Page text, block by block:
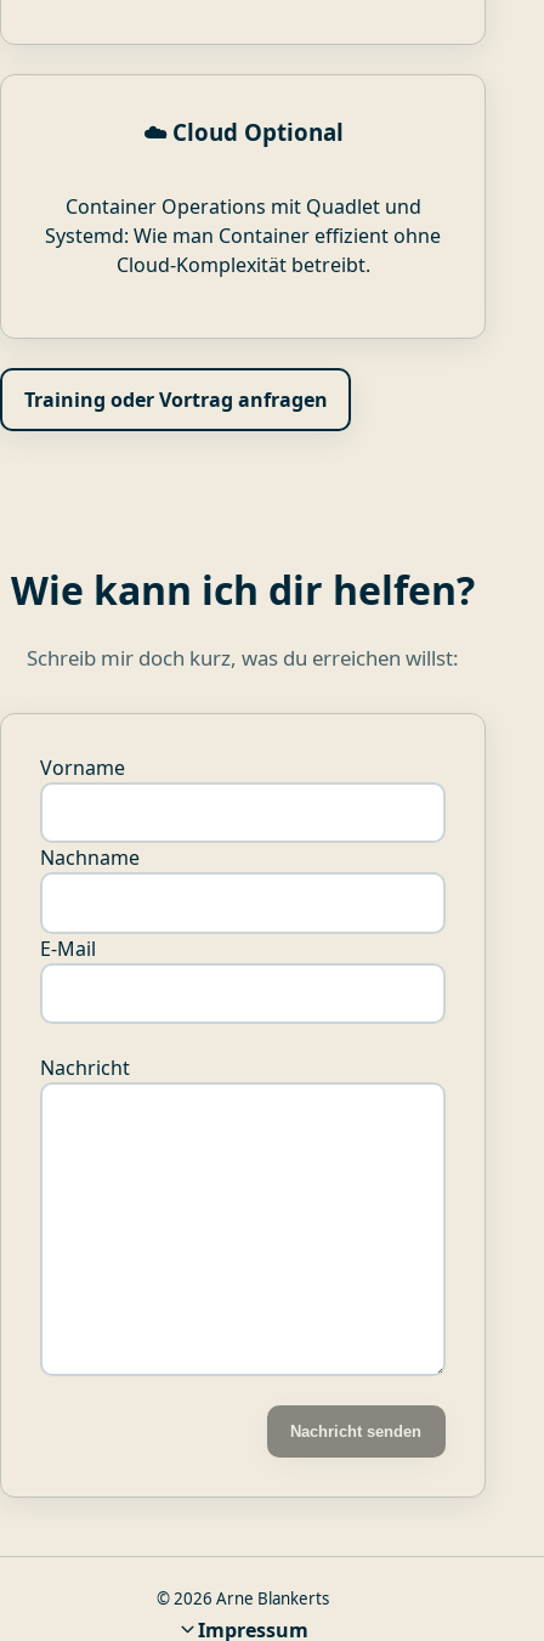
☁️ Cloud Optional
Container Operations mit Quadlet und
Systemd: Wie man Container effizient ohne
Cloud-Komplexität betreibt.
Training oder Vortrag anfragen
Wie kann ich dir helfen?
Schreib mir doch kurz, was du erreichen willst:
Vorname
Nachname
E-Mail
Nachricht
Nachricht senden
© 2026 Arne Blankerts
Impressum